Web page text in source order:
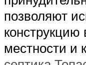
позволяют
местности и